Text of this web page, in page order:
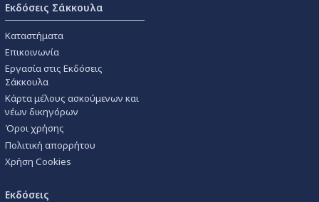
Εκδόσεις Σάκκουλα
Καταστήματα
Επικοινωνία
Εργασία στις Εκδόσεις
Σάκκουλα
Κάρτα μέλους ασκούμενων και
νέων δικηγόρων
Όροι χρήσης
Πολιτική απορρήτου
Χρήση Cookies
Εκδόσεις